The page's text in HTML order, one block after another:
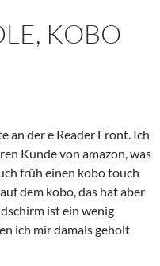
KOBO
an der e Reader Front. Ich
Kunde von amazon, was
früh einen kobo touch
dem kobo, das hat aber
ist ein wenig
ich mir damals geholt